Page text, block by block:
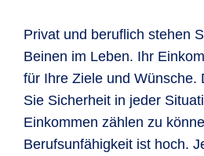
Privat und beruflich stehen
Beinen im Leben. Ihr
für Ihre Ziele und Wünsche.
Sie Sicherheit in jeder
Einkommen zählen zu
Berufsunfähigkeit ist hoch.